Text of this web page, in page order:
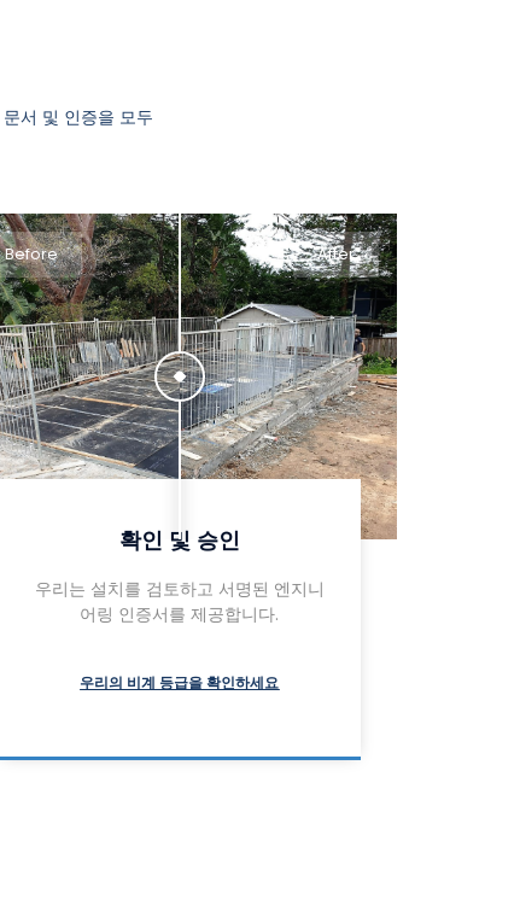
서 및 인증을 모두
Before After
확인 및 승인
우리는 설치를 검토하고 서명된 엔지니
어링 인증서를 제공합니다.
우리의 비계 등급을 확인하세요